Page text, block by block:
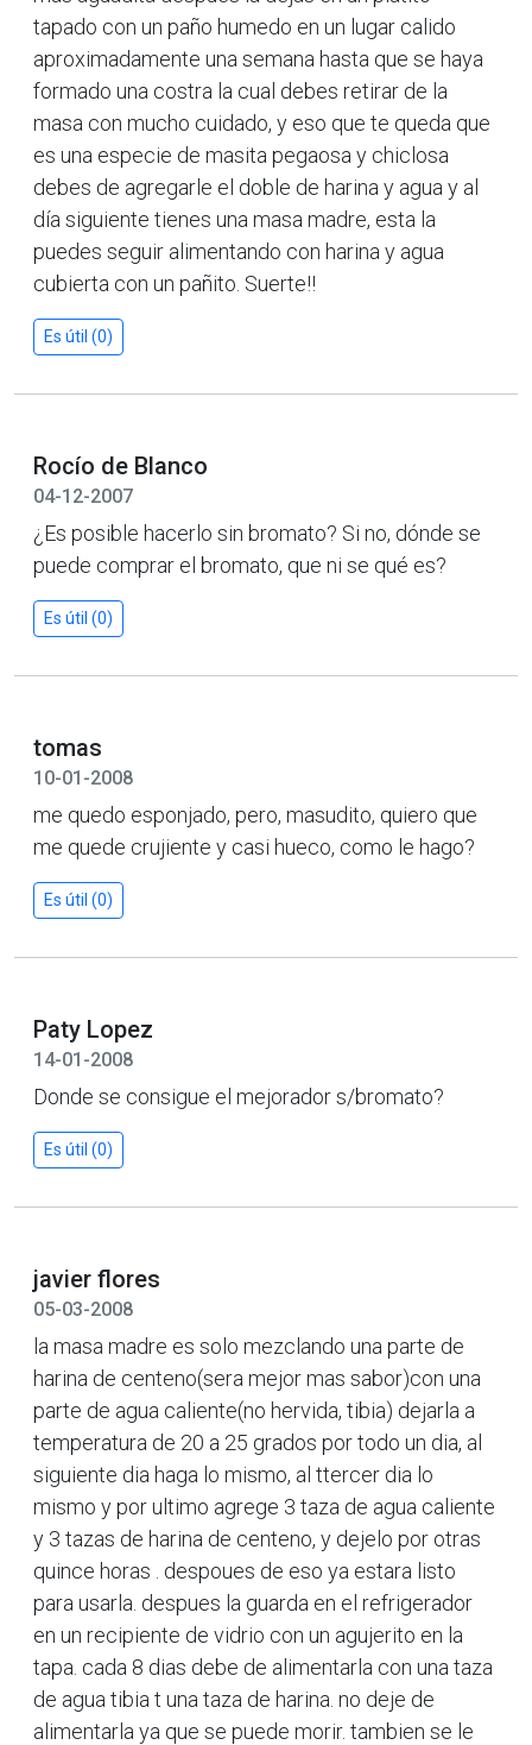
tapado con un paño humedo en un lugar calido
aproximadamente una semana hasta que se haya
formado una costra la cual debes retirar de la
masa con mucho cuidado, y eso que te queda que
es una especie de masita pegaosa y chiclosa
debes de agregarle el doble de harina y agua y al
día siguiente tienes una masa madre, esta la
puedes seguir alimentando con harina y agua
cubierta con un pañito. Suerte!!
Es útil (0)
Rocío de Blanco
04-12-2007
¿Es posible hacerlo sin bromato? Si no, dónde se
puede comprar el bromato, que ni se qué es?
Es útil (0)
tomas
10-01-2008
me quedo esponjado, pero, masudito, quiero que
me quede crujiente y casi hueco, como le hago?
Es útil (0)
Paty Lopez
14-01-2008
Donde se consigue el mejorador s/bromato?
Es útil (0)
javier flores
05-03-2008
la masa madre es solo mezclando una parte de
harina de centeno(sera mejor mas sabor)con una
parte de agua caliente(no hervida, tibia) dejarla a
temperatura de 20 a 25 grados por todo un dia, al
siguiente dia haga lo mismo, al ttercer dia lo
mismo y por ultimo agrege 3 taza de agua caliente
y 3 tazas de harina de centeno, y dejelo por otras
quince horas . despoues de eso ya estara listo
para usarla. despues la guarda en el refrigerador
en un recipiente de vidrio con un agujerito en la
tapa. cada 8 dias debe de alimentarla con una taza
de agua tibia t una taza de harina. no deje de
alimentarla ya que se puede morir. tambien se le